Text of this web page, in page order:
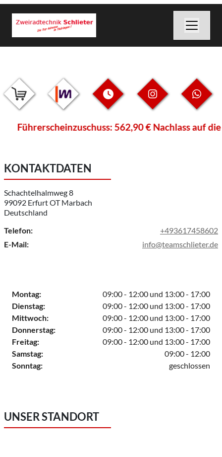
Führerscheinzuschuss: 562,90 € Nachlass auf
KONTAKTDATEN
Schachtelhalmweg 8
99092 Erfurt OT Marbach
Deutschland
Telefon:
+493617458602
E-Mail:
info@teamschlieter.de
Montag:
09:00 - 12:00 und 13:00 - 17:00
Dienstag:
09:00 - 12:00 und 13:00 - 17:00
Mittwoch:
09:00 - 12:00 und 13:00 - 17:00
Donnerstag:
09:00 - 12:00 und 13:00 - 17:00
Freitag:
09:00 - 12:00 und 13:00 - 17:00
Samstag:
09:00 - 12:00
Sonntag:
geschlossen
UNSER STANDORT